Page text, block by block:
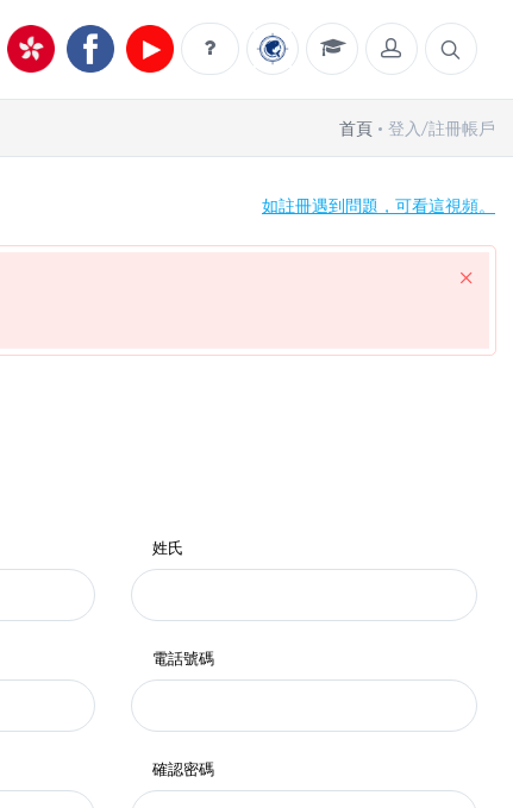
首頁 登入/註冊帳戶
如註冊遇到問題，可看這視頻。
姓氏
電話號碼
確認密碼